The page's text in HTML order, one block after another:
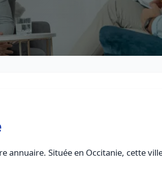
annuaire. Située en Occitanie, cette